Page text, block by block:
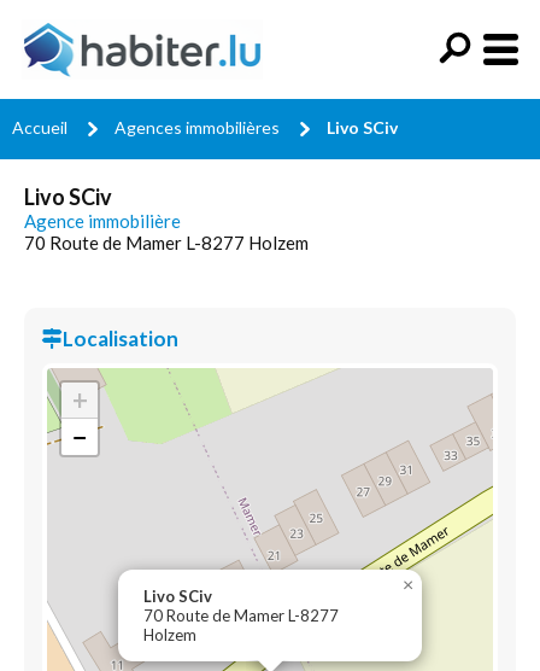
Accueil Agences immobilières Livo SCiv
Livo SCiv
Agence immobilière
70 Route de Mamer L-8277 Holzem
Localisation
Livo SCiv
70 Route de Mamer L-8277
Holzem
×
+
−